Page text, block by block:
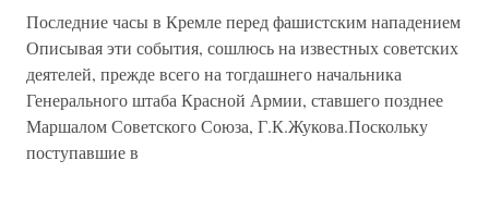
Последние часы в Кремле перед фашистским нападением
Описывая эти события, сошлюсь на известных советских
деятелей, прежде всего на тогдашнего начальника
Генерального штаба Красной Армии, ставшего позднее
Маршалом Советского Союза, Г.К.Жукова.Поскольку
поступавшие в